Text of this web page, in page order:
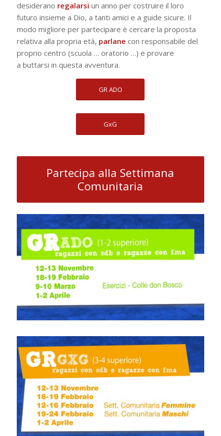
desiderano regalarsi un anno per costruire il loro
futuro insieme a Dio, a tanti amici e a guide sicure. Il
modo migliore per partecipare è cercare la proposta
relativa alla propria età, parlane con responsabile del
proprio centro (scuola … oratorio …) e provare
a buttarsi in questa avventura.
GR ADO
GxG
Partecipa alla Settimana
Comunitaria